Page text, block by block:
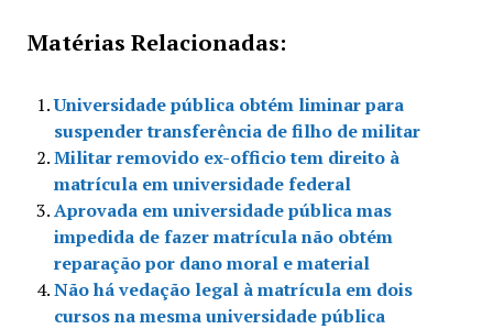
Matérias Relacionadas:
Universidade pública obtém liminar para
suspender transferência de filho de militar
Militar removido ex-officio tem direito à
matrícula em universidade federal
Aprovada em universidade pública mas
impedida de fazer matrícula não obtém
reparação por dano moral e material
Não há vedação legal à matrícula em dois
cursos na mesma universidade pública